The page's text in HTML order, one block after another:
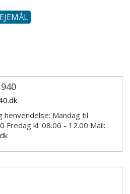
Mandag til
Fredag kl. 08.00 - 12.00 Mail: